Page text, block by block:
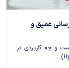
عمیق و
و چه کاربردی در